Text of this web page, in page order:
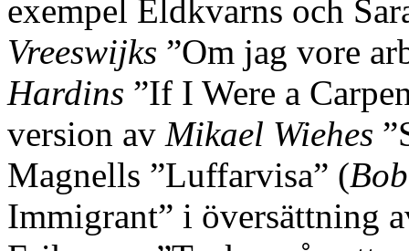
exempel Eldkvarns och
Vreeswijks ”Om jag vore
Hardins ”If I Were a
version av Mikael Wiehes
Magnells ”Luffarvisa” (
Immigrant” i översättning